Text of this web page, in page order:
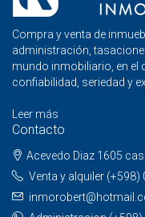
Compra y venta de
administración,
mundo inmobiliario, en el
confiabilidad, seriedad y
Leer más
Contacto
Acevedo Diaz 1605
Venta y alquiler (+598)